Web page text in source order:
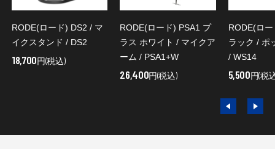
RODE(ロード) DS2 / マ
イクスタンド / DS2
18,700円(税込)
RODE(ロード) PSA1 プ
ラス ホワイト / マイクア
ーム / PSA1+W
26,400円(税込)
RODE(ロ
ラック / ポ
/ WS14
5,500円(税